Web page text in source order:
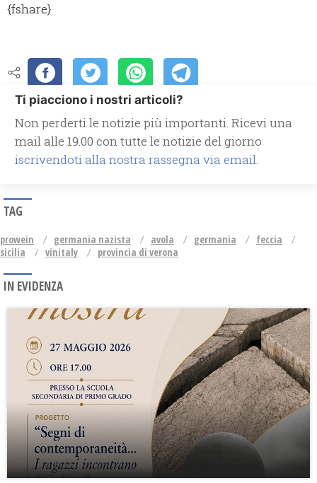
{fshare}
Ti piacciono i nostri articoli?
Non perderti le notizie più importanti. Ricevi una
mail alle 19.00 con tutte le notizie del giorno
iscrivendoti alla nostra rassegna via email.
TAG
prowein germania nazista avola germania
feccia
sicilia
vinitaly provincia di verona
IN EVIDENZA